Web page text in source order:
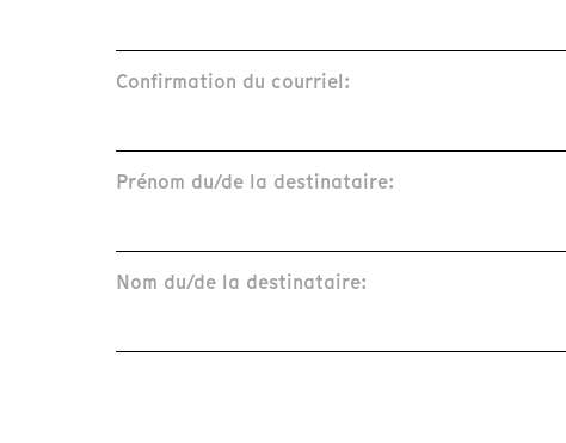
Confirmation du courriel:
Prénom du/de la destinataire:
Nom du/de la destinataire: